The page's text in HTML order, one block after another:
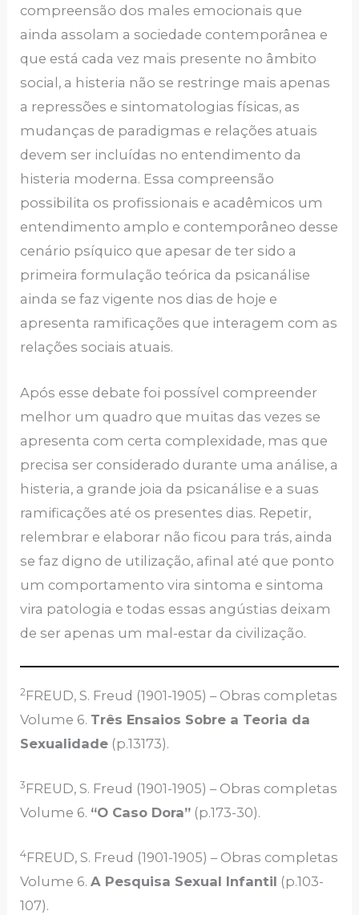
compreensão dos males emocionais que
ainda assolam a sociedade contemporânea e
que está cada vez mais presente no âmbito
social, a histeria não se restringe mais apenas
a repressões e sintomatologias físicas, as
mudanças de paradigmas e relações atuais
devem ser incluídas no entendimento da
histeria moderna. Essa compreensão
possibilita os profissionais e acadêmicos um
entendimento amplo e contemporâneo desse
cenário psíquico que apesar de ter sido a
primeira formulação teórica da psicanálise
ainda se faz vigente nos dias de hoje e
apresenta ramificações que interagem com as
relações sociais atuais.
Após esse debate foi possível compreender
melhor um quadro que muitas das vezes se
apresenta com certa complexidade, mas que
precisa ser considerado durante uma análise, a
histeria, a grande joia da psicanálise e a suas
ramificações até os presentes dias. Repetir,
relembrar e elaborar não ficou para trás, ainda
se faz digno de utilização, afinal até que ponto
um comportamento vira sintoma e sintoma
vira patologia e todas essas angústias deixam
de ser apenas um mal-estar da civilização.
2FREUD, S. Freud (1901-1905) – Obras completas
Volume 6. Três Ensaios Sobre a Teoria da
Sexualidade (p.13173).
3FREUD, S. Freud (1901-1905) – Obras completas
Volume 6. “O Caso Dora” (p.173-30).
4FREUD, S. Freud (1901-1905) – Obras completas
Volume 6.A Pesquisa Sexual Infantil (p.103-
107).